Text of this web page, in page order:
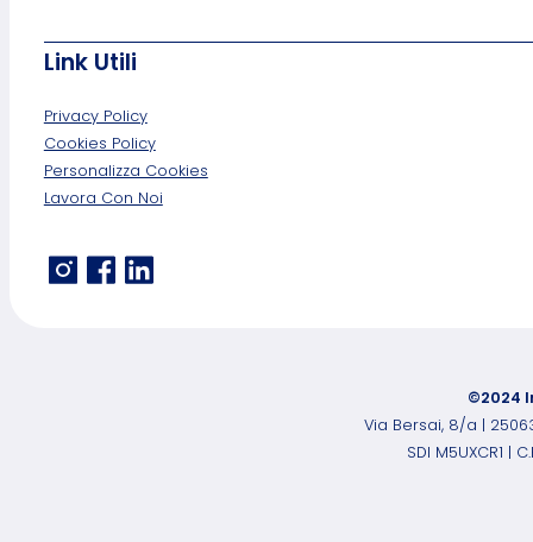
Link Utili
Privacy Policy
Cookies Policy
Personalizza Cookies
Lavora Con Noi
©2024
Via Bersai, 8/a |
SDI M5UXCR1 |